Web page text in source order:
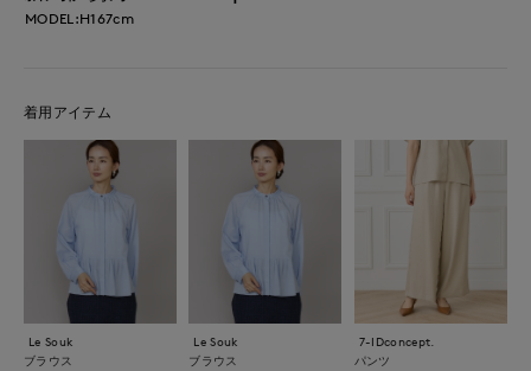
MODEL:H167cm
着用アイテム
Le Souk
ブラウス
Le Souk
ブラウス
7-IDconcept.
パンツ